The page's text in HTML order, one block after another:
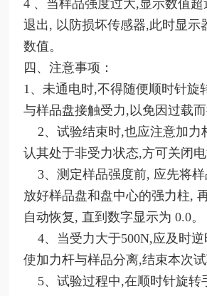
4 、当样品强度过大,显示数值超
退出, 以防损坏传感器,此时显示
数值。
四、注意事项：
1、未通电时,不得随便顺时针旋
与样品盘接触受力,以免因过载而
2、试验结束时,也应注意加力
认其处于非受力状态,方可关闭电
3、测定样品强度前, 应先将
放好样品盘和盘中心的强力柱,
自动恢复, 直到数字显示为 0.0。
4、当受力大于500N,应及时
使加力杆与样品分离,结束本次试
5、试验过程中,在顺时针旋转